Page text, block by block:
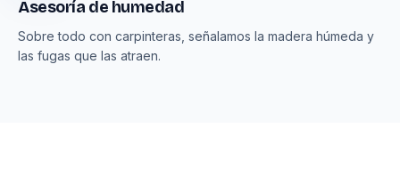
Asesoría de humedad
Sobre todo con carpinteras, señalamos la madera húmeda y
las fugas que las atraen.